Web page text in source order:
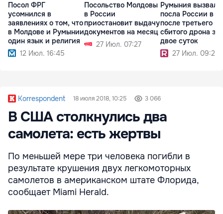
Посол ФРГ
усомнился в
заявлениях о том, что
в Молдове и Румынии
один язык и религия
12 Июл. 16:45
Посольство Молдовы
в России
приостановит выдачу
документов на месяц
27 Июл. 07:27
Румыния вызвала
посла России в
после третьего
сбитого дрона за
двое суток
27 Июл. 09:24
Korrespondent 18 июля 2018, 10:25 3 066
В США столкнулись два
самолета: есть жертвы
По меньшей мере три человека погибли в
результате крушения двух легкомоторных
самолетов в американском штате Флорида,
сообщает Miami Herald.